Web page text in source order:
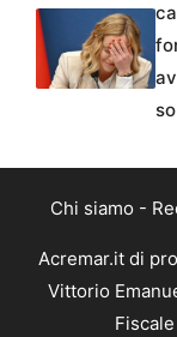
Chi siamo -
Acremar.it di
Vittorio